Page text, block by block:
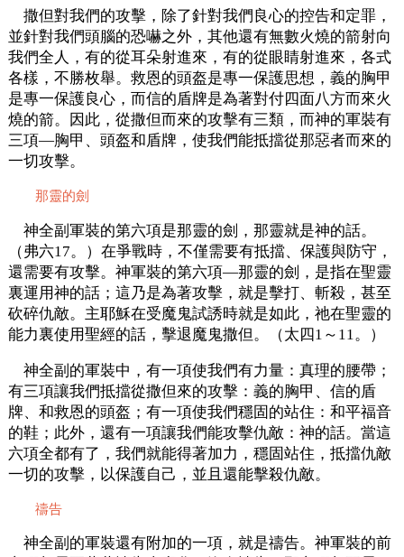
撒但對我們的攻擊，除了針對我們良心的控告和定罪，
並針對我們頭腦的恐嚇之外，其他還有無數火燒的箭射向
我們全人，有的從耳朵射進來，有的從眼睛射進來，各式
各樣，不勝枚舉。救恩的頭盔是專一保護思想，義的胸甲
是專一保護良心，而信的盾牌是為著對付四面八方而來火
燒的箭。因此，從撒但而來的攻擊有三類，而神的軍裝有
三項—胸甲、頭盔和盾牌，使我們能抵擋從那惡者而來的
一切攻擊。
那靈的劍
神全副軍裝的第六項是那靈的劍，那靈就是神的話。
（弗六17。）在爭戰時，不僅需要有抵擋、保護與防守，
還需要有攻擊。神軍裝的第六項—那靈的劍，是指在聖靈
裏運用神的話；這乃是為著攻擊，就是擊打、斬殺，甚至
砍碎仇敵。主耶穌在受魔鬼試誘時就是如此，祂在聖靈的
能力裏使用聖經的話，擊退魔鬼撒但。（太四1～11。）
神全副的軍裝中，有一項使我們有力量：真理的腰帶；
有三項讓我們抵擋從撒但來的攻擊：義的胸甲、信的盾
牌、和救恩的頭盔；有一項使我們穩固的站住：和平福音
的鞋；此外，還有一項讓我們能攻擊仇敵：神的話。當這
六項全都有了，我們就能得著加力，穩固站住，抵擋仇敵
一切的攻擊，以保護自己，並且還能擊殺仇敵。
禱告
神全副的軍裝還有附加的一項，就是禱告。神軍裝的前